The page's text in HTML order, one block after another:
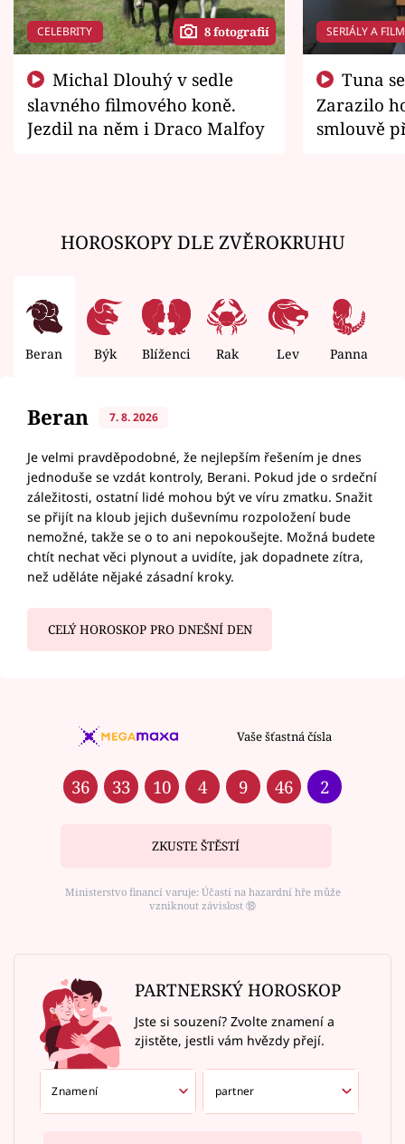
CELEBRITY 8 fotografií
slavného filmového koně.
Jezdil na něm i Draco Malfoy
SERIÁLY A
Zarazilo
smlouvě
HOROSKOPY DLE ZVĚROKRUHU
Beran Býk Blíženci Rak Lev Panna
Beran 7. 8. 2026
Je velmi pravděpodobné, že nejlepším řešením je dnes
jednoduše se vzdát kontroly, Berani. Pokud jde o srdeční
záležitosti, ostatní lidé mohou být ve víru zmatku. Snažit
se přijít na kloub jejich duševnímu rozpoložení bude
nemožné, takže se o to ani nepokoušejte. Možná budete
chtít nechat věci plynout a uvidíte, jak dopadnete zítra,
než uděláte nějaké zásadní kroky.
CELÝ HOROSKOP PRO DNEŠNÍ DEN
Vaše šťastná čísla
36 33 10 4 9 46 2
ZKUSTE ŠTĚSTÍ
Ministerstvo financí varuje: Účastí na hazardní hře může
vzniknout závislost ⑱
PARTNERSKÝ HOROSKOP
Jste si souzení? Zvolte znamení a
zjistěte, jestli vám hvězdy přejí.